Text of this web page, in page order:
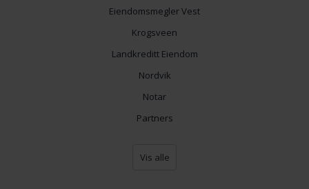
Eiendomsmegler Vest
Krogsveen
Landkreditt Eiendom
Nordvik
Notar
Partners
Vis alle